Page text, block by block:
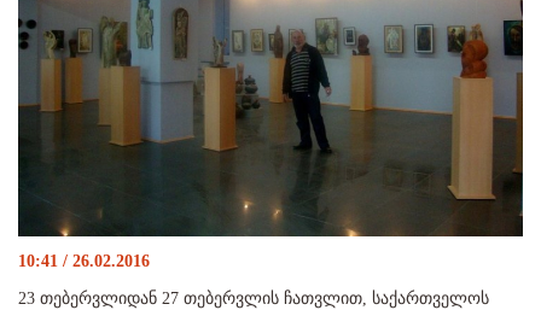
10:41 / 26.02.2016
23 თებერვლიდან 27 თებერვლის ჩათვლით, საქართველოს